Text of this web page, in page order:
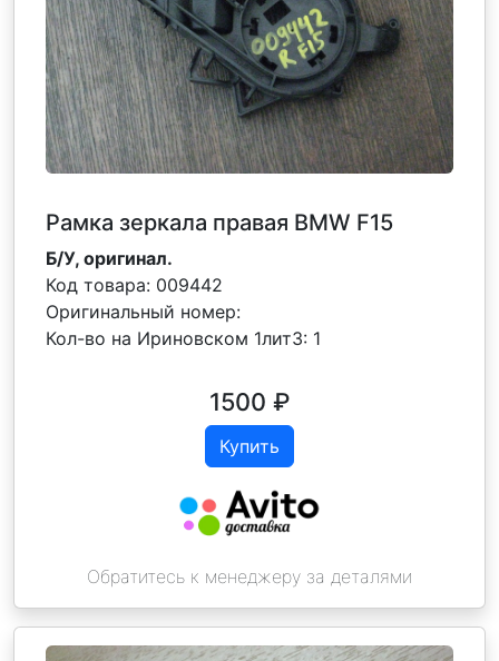
Рамка зеркала правая BMW F15
Б/У, оригинал.
Код товара: 009442
Оригинальный номер:
Кол-во на Ириновском 1лит3: 1
1500 ₽
Купить
Обратитесь к менеджеру за деталями